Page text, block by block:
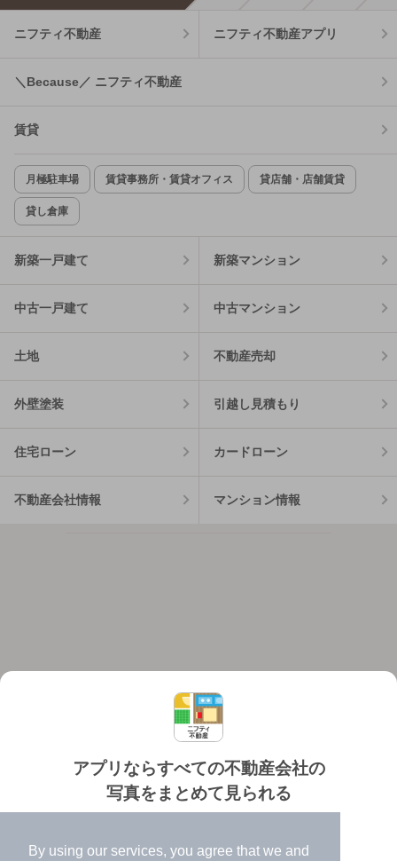
By using our services, you agree that we and
アプリならすべての不動産会社の
写真をまとめて見られる
✔️
高速表示で似た物件も見つけやすい
ニフティ不動産 ニフティ不動産アプリ
＼Because／ ニフティ不動産
賃貸
月極駐車場 賃貸事務所・賃貸オフィス 貸店舗・店舗賃貸
貸し倉庫
新築一戸建て 新築マンション
中古一戸建て 中古マンション
土地 不動産売却
外壁塗装 引越し見積もり
住宅ローン カードローン
不動産会社情報 マンション情報
個人情報保護ポリシー 利用規約